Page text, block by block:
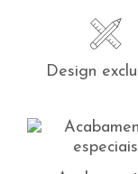
Design